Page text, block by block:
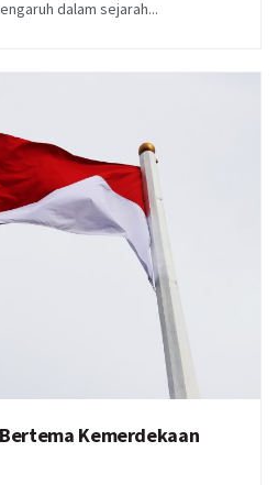
dalam sejarah...
Kemerdekaan